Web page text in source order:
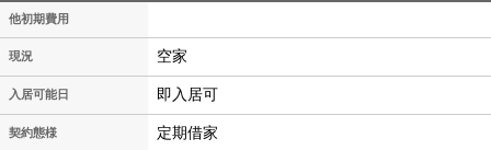
他初期費用
現況 空家
入居可能日 即入居可
契約態様 定期借家